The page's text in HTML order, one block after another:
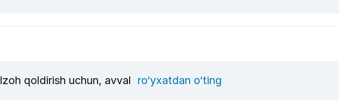
Izoh qoldirish uchun, avval ro‘yxatdan o‘ting